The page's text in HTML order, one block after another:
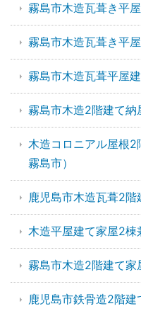
霧島市木造瓦葺き平
霧島市木造瓦葺き平
霧島市木造瓦葺平屋
霧島市木造2階建て
木造コロニアル屋根
霧島市）
鹿児島市木造瓦葺2
木造平屋建て家屋2棟
霧島市木造2階建て家
鹿児島市鉄骨造2階